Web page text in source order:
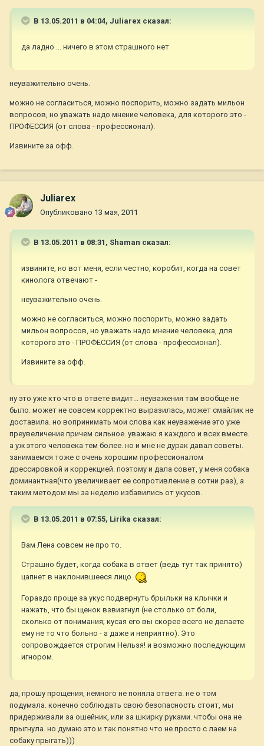
В 13.05.2011 в 04:04, Juliarex сказал:
да ладно ... ничего в этом страшного нет
неуважительно очень.
можно не согласиться, можно поспорить, можно задать мильон
вопросов, но уважать надо мнение человека, для которого это -
ПРОФЕССИЯ (от слова - профессионал).
Извините за офф.
Juliarex
Опубликовано 13 мая, 2011
В 13.05.2011 в 08:31, Shaman сказал:
извините, но вот меня, если честно, коробит, когда на совет
кинолога отвечают -
неуважительно очень.
можно не согласиться, можно поспорить, можно задать
мильон вопросов, но уважать надо мнение человека, для
которого это - ПРОФЕССИЯ (от слова - профессионал).
Извините за офф.
ну это уже кто что в ответе видит... неуважения там вообще не
было. может не совсем корректно выразилась, может смайлик не
доставила. но вопринимать мои слова как неуважение это уже
преувеличение причем сильное. уважаю я каждого и всех вместе.
а уж этого человека тем более. но и мне не дурак давал советы.
занимаемся тоже с очень хорошим профессионалом
дрессировкой и коррекцией. поэтому и дала совет, у меня собака
доминантная(что увеличивает ее сопротивление в сотни раз), а
таким методом мы за неделю избавились от укусов.
В 13.05.2011 в 07:55, Lirika сказал:
Вам Лена совсем не про то.
Страшно будет, когда собака в ответ (ведь тут так принято)
цапнет в наклонившееся лицо.
Гораздо проще за укус подвернуть брыльки на клычки и
нажать, что бы щенок взвизгнул (не столько от боли,
сколько от понимания; кусая его вы скорее всего не делаете
ему не то что больно - а даже и неприятно). Это
сопровождается строгим Нельзя! и возможно последующим
игнором.
да, прошу прощения, немного не поняла ответа. не о том
подумала. конечно соблюдать свою безопасность стоит, мы
придерживали за ошейник, или за шкирку руками. чтобы она не
прыгнула. но думаю это и так понятно что не просто с лаем на
собаку прыгать)))